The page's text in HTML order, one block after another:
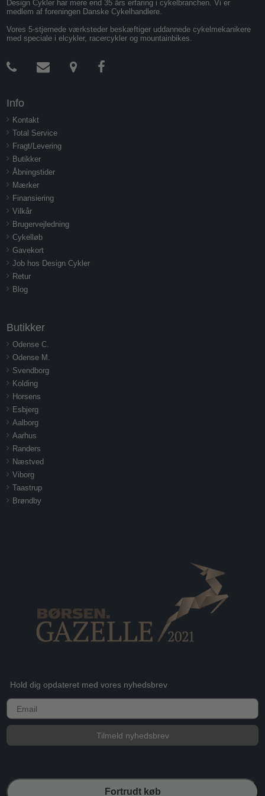
Design Cykler har mere end 35 års erfaring i cykelbranchen. Vi er
medlem af foreningen Danske Cykelhandlere.
Vores 5-stjernede værksteder beskæftiger uddannede cykelmekanikere
med speciale i elcykler, racercykler og mountainbikes.
Info
Kontakt
Total Service
Fragt/Levering
Butikker
Åbningstider
Mærker
Finansiering
Vilkår
Brugervejledning
Cykelløb
Gavekort
Job hos Design Cykler
Retur
Blog
Butikker
Odense C.
Odense M.
Svendborg
Kolding
Horsens
Esbjerg
Aalborg
Aarhus
Randers
Næstved
Viborg
Taastrup
Brøndby
Hold dig opdateret med vores nyhedsbrev
E-mail
Tilmeld nyhedsbrev
Fortrudt køb